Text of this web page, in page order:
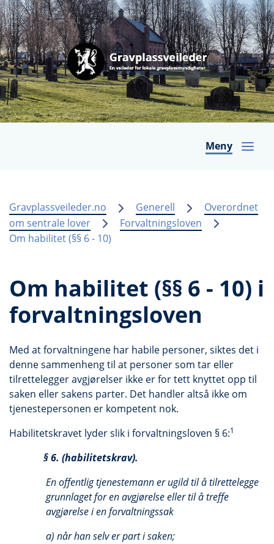
Meny
Gravplassveileder.no Generell
Overordnet
om sentrale lover
Forvaltningsloven
Om habilitet (§§ 6 - 10)
Om habilitet (§§ 6 - 10) i
forvaltningsloven
Med at forvaltningene har habile personer, siktes det i
denne sammenheng til at personer som tar eller
tilrettelegger avgjørelser ikke er for tett knyttet opp til
saken eller sakens parter. Det handler altså ikke om
tjenestepersonen er kompetent nok.
Habilitetskravet lyder slik i forvaltningsloven § 6:1
§ 6. (habilitetskrav).
En offentlig tjenestemann er ugild til å tilrettelegge
grunnlaget for en avgjørelse eller til å treffe
avgjørelse i en forvaltningssak
a) når han selv er part i saken;